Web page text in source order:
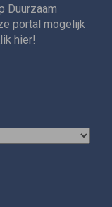
Duurzaam
portal mogelijk
hier!